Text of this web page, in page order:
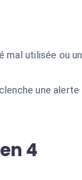
mal utilisée ou un
une alerte
4